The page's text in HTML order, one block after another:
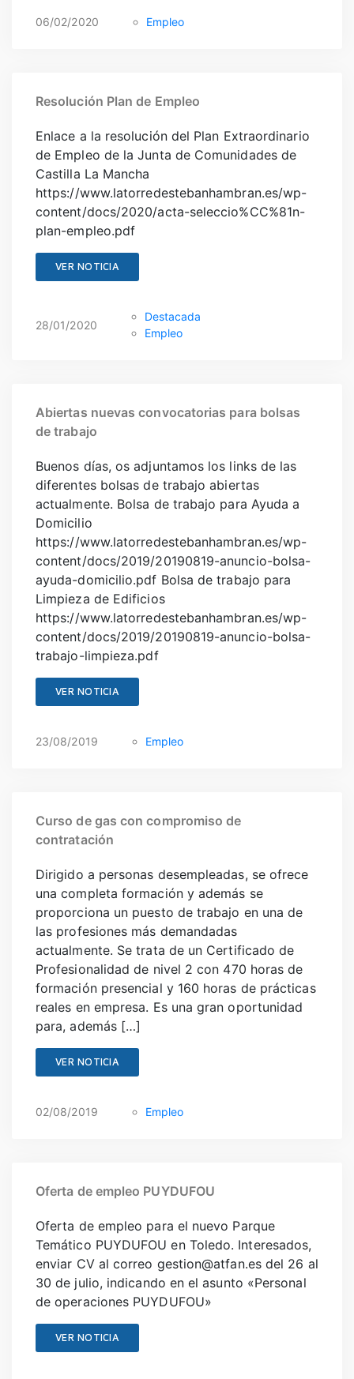
06/02/2020 Empleo
Resolución Plan de Empleo
Enlace a la resolución del Plan Extraordinario
de Empleo de la Junta de Comunidades de
Castilla La Mancha
https://www.latorredestebanhambran.es/wp-
content/docs/2020/acta-seleccio%CC%81n-
plan-empleo.pdf
VER NOTICIA
28/01/2020
Destacada
Empleo
Abiertas nuevas convocatorias para bolsas
de trabajo
Buenos días, os adjuntamos los links de las
diferentes bolsas de trabajo abiertas
actualmente. Bolsa de trabajo para Ayuda a
Domicilio
https://www.latorredestebanhambran.es/wp-
content/docs/2019/20190819-anuncio-bolsa-
ayuda-domicilio.pdf Bolsa de trabajo para
Limpieza de Edificios
https://www.latorredestebanhambran.es/wp-
content/docs/2019/20190819-anuncio-bolsa-
trabajo-limpieza.pdf
VER NOTICIA
23/08/2019 Empleo
Curso de gas con compromiso de
contratación
Dirigido a personas desempleadas, se ofrece
una completa formación y además se
proporciona un puesto de trabajo en una de
las profesiones más demandadas
actualmente. Se trata de un Certificado de
Profesionalidad de nivel 2 con 470 horas de
formación presencial y 160 horas de prácticas
reales en empresa. Es una gran oportunidad
para, además […]
VER NOTICIA
02/08/2019 Empleo
Oferta de empleo PUYDUFOU
Oferta de empleo para el nuevo Parque
Temático PUYDUFOU en Toledo. Interesados,
enviar CV al correo gestion@atfan.es del 26 al
30 de julio, indicando en el asunto «Personal
de operaciones PUYDUFOU»
VER NOTICIA